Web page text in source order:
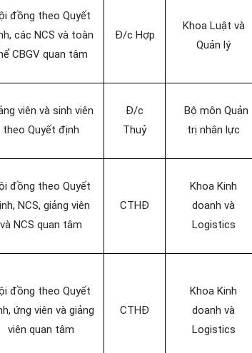
đồng theo Quyết
các NCS và toàn
CBGV quan tâm
Đ/c Hợp
Khoa Luật và
Quản lý
viên và sinh viên
theo Quyết định
Đ/c
Thuỷ
Bộ môn Quản
trị nhân lực
đồng theo Quyết
NCS, giảng viên
và NCS quan tâm
CTHĐ
Khoa Kinh
doanh và
Logistics
đồng theo Quyết
ứng viên và giảng
viên quan tâm
CTHĐ
Khoa Kinh
doanh và
Logistics